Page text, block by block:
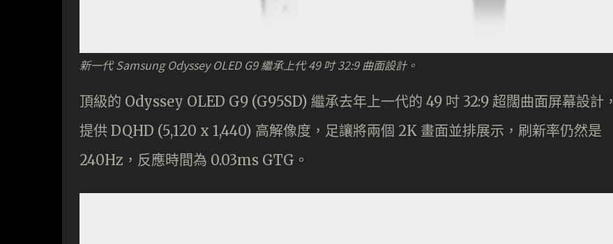
新一代 Samsung Odyssey OLED G9 繼承上代 49 吋 32:9 曲面設計。
頂級的 Odyssey OLED G9 (G95SD) 繼承去年上一代的 49 吋 32:9 超闊曲面屏幕設計，
提供 DQHD (5,120 x 1,440) 高解像度，足讓將兩個 2K 畫面並排展示，刷新率仍然是
240Hz，反應時間為 0.03ms GTG。